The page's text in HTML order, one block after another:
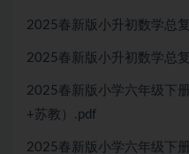
2025春新版小升初数学总
2025春新版小升初数学总
2025春新版小学六年级下
+苏教）.pdf
2025春新版小学六年级下